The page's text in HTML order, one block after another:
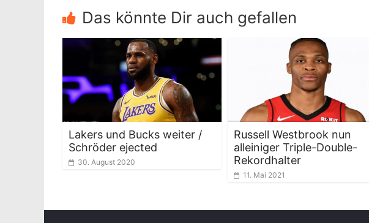
Das könnte Dir auch gefallen
Lakers und Bucks weiter /
Schröder ejected
30. August 2020
Russell Westbrook nun
alleiniger Triple-Double-
Rekordhalter
11. Mai 2021